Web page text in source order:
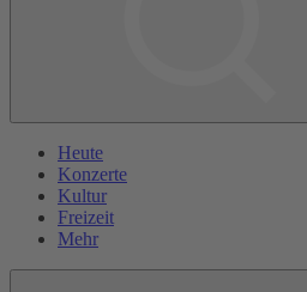
Heute
Konzerte
Kultur
Freizeit
Mehr